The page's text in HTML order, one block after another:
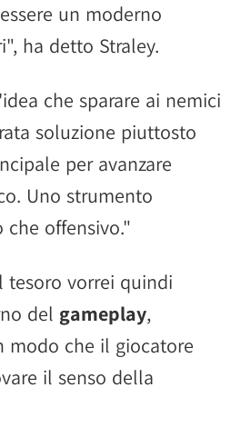
un moderno
ha detto Straley.
che sparare ai nemici
soluzione piuttosto
per avanzare
Uno strumento
offensivo."
tesoro vorrei quindi
del gameplay,
modo che il giocatore
il senso della